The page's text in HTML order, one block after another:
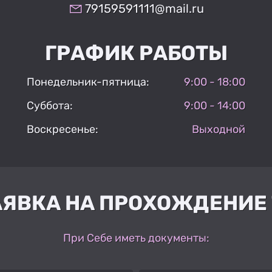
79159591111@mail.ru
ГРАФИК РАБОТЫ
Понедельник-пятница:
9:00 - 18:00
Суббота:
9:00 - 14:00
Воскресенье:
Выходной
НА ПРОХОЖДЕНИЕ
При Себе иметь документы: